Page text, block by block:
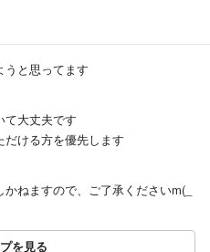
うと思ってます
て大丈夫です
ける方を優先します
ねますので、ご了承くださいm(_
を見る